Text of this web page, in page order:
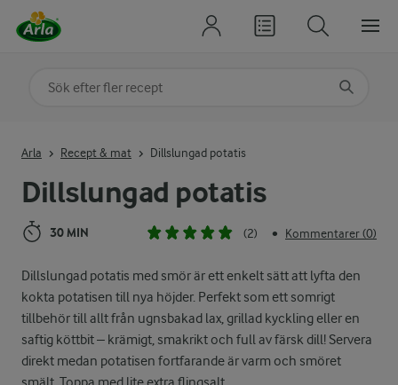
Dillslungad potatis
30 MIN (2) • Kommentarer (0)
Dillslungad potatis med smör är ett enkelt sätt att lyfta den
kokta potatisen till nya höjder. Perfekt som ett somrigt
tillbehör till allt från ugnsbakad lax, grillad kyckling eller en
saftig köttbit – krämigt, smakrikt och full av färsk dill! Servera
direkt medan potatisen fortfarande är varm och smöret
Arla Recept & mat Dillslungad potatis
Sök på kategori eller ingrediens